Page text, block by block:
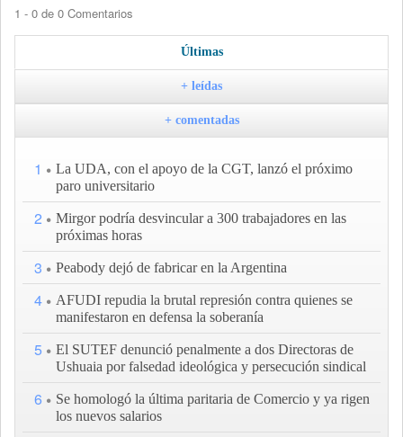
1 - 0 de 0 Comentarios
Últimas
+ leídas
+ comentadas
1
La UDA, con el apoyo de la CGT, lanzó el próximo
paro universitario
2
Mirgor podría desvincular a 300 trabajadores en las
próximas horas
3 Peabody dejó de fabricar en la Argentina
4
AFUDI repudia la brutal represión contra quienes se
manifestaron en defensa la soberanía
5
El SUTEF denunció penalmente a dos Directoras de
Ushuaia por falsedad ideológica y persecución sindical
6
Se homologó la última paritaria de Comercio y ya rigen
los nuevos salarios